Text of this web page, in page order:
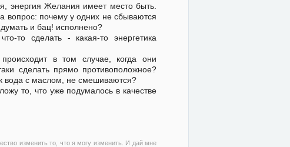
энергия Желания имеет место быть.
вопрос: почему у одних не сбываются
и бац! исполнено?
то сделать - какая-то энергетика
в том случае, когда они
сделать прямо противоположное?
вода с маслом, не смешиваются?
то, что уже подумалось в качестве
изменить то, что я могу изменить. И дай мне